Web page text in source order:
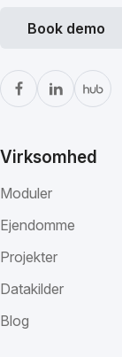
Book demo
Virksomhed
Moduler
Ejendomme
Projekter
Datakilder
Blog